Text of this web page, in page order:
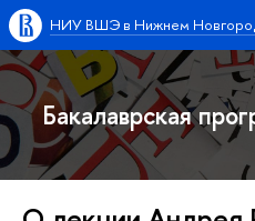
НИУ ВШЭ в Нижнем
Бакалаврская